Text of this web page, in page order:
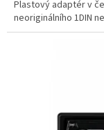
Plastový adaptér v
neoriginálního 1DIN